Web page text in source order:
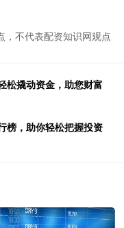
，不代表配资知识网观点
松撬动资金，助您财富
榜，助你轻松把握投资